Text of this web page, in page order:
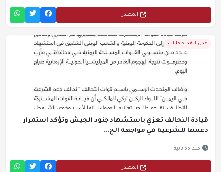
المصدر
عدن الغد- محليات
قيادة التحالف تعزي باستشهاد جنود الجيش وتؤكد استمرار
دعمها للشرعية في مواجهة الح...
منذ 55 ثانية
المصدر